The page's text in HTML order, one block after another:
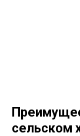
сельском